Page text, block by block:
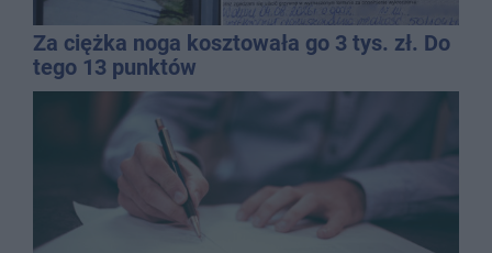
Za ciężka noga kosztowała go 3 tys. zł. Do
tego 13 punktów